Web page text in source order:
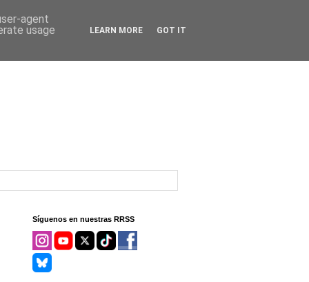
Síguenos en nuestras RRSS
agent
usage
LEARN MORE GOT IT